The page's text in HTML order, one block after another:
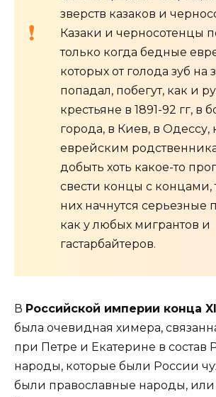
зверств казаков и
Казаки и черносотенцы
только когда бедные
которых от голода зуб на
попадал, побегут, как и
крестьяне в 1891-92 гг, в
города, в Киев, в
еврейским
добыть хоть какое-то
свести концы с концами,
них начнутся серьезные
как у любых мигрантов и
гастарбайтеров.
В Российской империи конца
была очевидная химера,
при Петре и Екатерине в состав
народы, которые были России
были православные народы,